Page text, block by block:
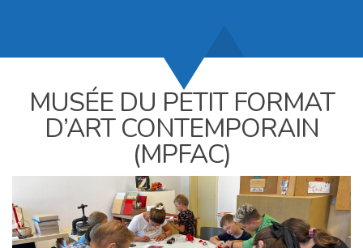
MUSÉE DU PETIT FORMAT
D’ART CONTEMPORAIN
(MPFAC)